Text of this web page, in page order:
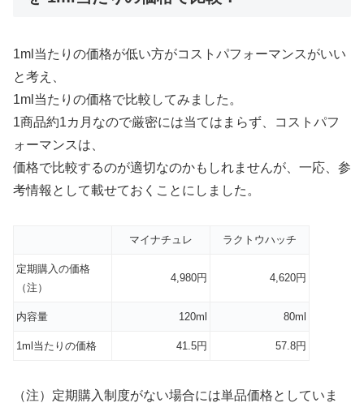
1ml当たりの価格が低い方がコストパフォーマンスがいい
と考え、
1ml当たりの価格で比較してみました。
1商品約1カ月なので厳密には当てはまらず、コストパフ
ォーマンスは、
価格で比較するのが適切なのかもしれませんが、一応、参
考情報として載せておくことにしました。
マイナチュレ ラクトウハッチ
定期購入の価格
（注）
4,980円 4,620円
内容量 120ml 80ml
1ml当たりの価格 41.5円 57.8円
（注）定期購入制度がない場合には単品価格としていま